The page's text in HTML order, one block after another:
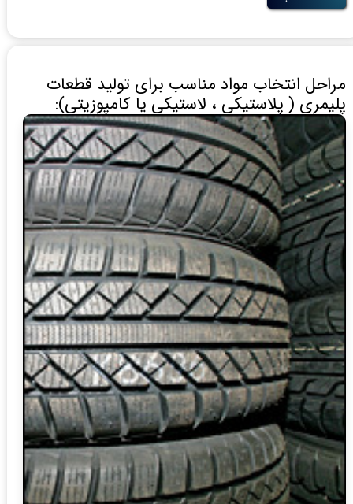
مراحل انتخاب مواد مناسب برای تولید قطعات
پلیمری ( پلاستیکی ، لاستیکی یا کامپوزیتی):